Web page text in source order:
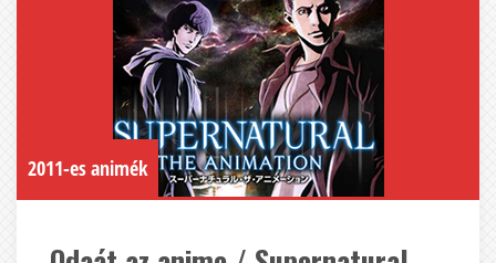
2011-es animék